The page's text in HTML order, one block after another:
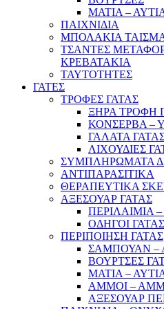
ΜΑΤΙΑ –
ΠΑΙΧΝΙΔΙΑ
ΜΠΟΛΑΚΙΑ
ΤΣΑΝΤΕΣ
ΚΡΕΒΑΤΑΚΙΑ
ΤΑΥΤΟΤΗΤΕΣ
ΓΑΤΕΣ
ΤΡΟΦΕΣ ΓΑΤΑΣ
ΞΗΡΑ ΤΡΟΦΗ
ΚΟΝΣΕΡΒΑ –
ΓΑΛΑΤΑ
ΛΙΧΟΥΔΙΕΣ
ΣΥΜΠΛΗΡΩΜΑΤΑ
ΑΝΤΙΠΑΡΑΣΙΤΙΚΑ
ΘΕΡΑΠΕΥΤΙΚΑ
ΑΞΕΣΟΥΑΡ ΓΑΤΑΣ
ΠΕΡΙΛΑΙΜΙΑ
ΟΔΗΓΟΙ ΓΑΤΑΣ
ΠΕΡΙΠΟΙΗΣΗ ΓΑΤΑΣ
ΣΑΜΠΟΥΑΝ –
ΒΟΥΡΤΣΕΣ
ΜΑΤΙΑ –
ΑΜΜΟΙ –
ΑΞΕΣΟΥΑΡ